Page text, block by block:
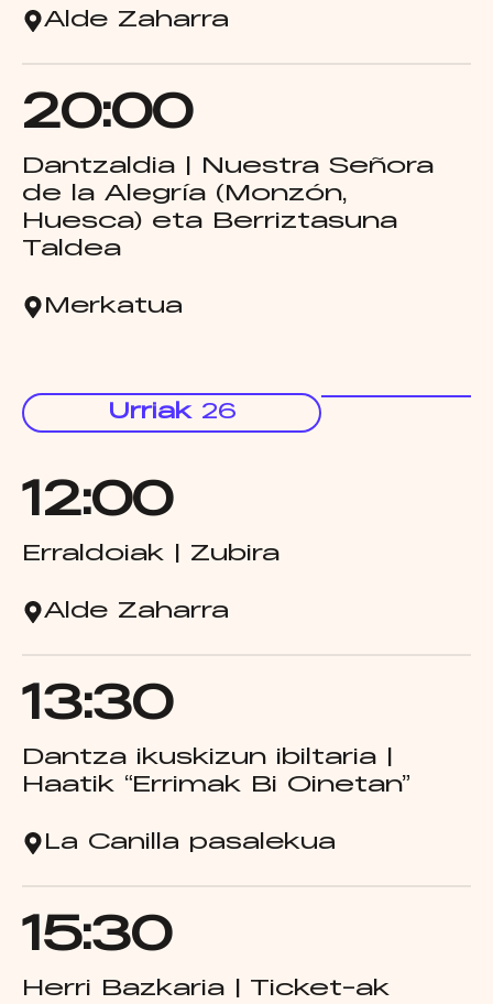
Alde Zaharra
20:00
Dantzaldia | Nuestra Señora
de la Alegría (Monzón,
Huesca) eta Berriztasuna
Taldea
Merkatua
Urriak 26
12:00
Erraldoiak | Zubira
Alde Zaharra
13:30
Dantza ikuskizun ibiltaria |
Haatik “Errimak Bi Oinetan”
La Canilla pasalekua
15:30
Herri Bazkaria | Ticket-ak